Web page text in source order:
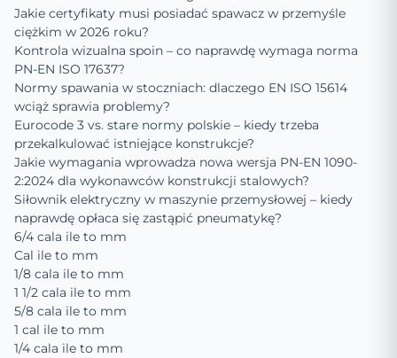
Jakie certyfikaty musi posiadać spawacz w przemyśle
ciężkim w 2026 roku?
Kontrola wizualna spoin – co naprawdę wymaga norma
PN-EN ISO 17637?
Normy spawania w stoczniach: dlaczego EN ISO 15614
wciąż sprawia problemy?
Eurocode 3 vs. stare normy polskie – kiedy trzeba
przekalkulować istniejące konstrukcje?
Jakie wymagania wprowadza nowa wersja PN-EN 1090-
2:2024 dla wykonawców konstrukcji stalowych?
Siłownik elektryczny w maszynie przemysłowej – kiedy
naprawdę opłaca się zastąpić pneumatykę?
6/4 cala ile to mm
Cal ile to mm
1/8 cala ile to mm
1 1/2 cala ile to mm
5/8 cala ile to mm
1 cal ile to mm
1/4 cala ile to mm